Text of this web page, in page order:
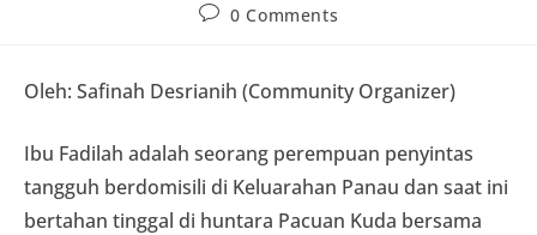
Post0 Comments
Oleh: Safinah Desrianih (Community Organizer)
Ibu Fadilah adalah seorang perempuan penyintas
tangguh berdomisili di Keluarahan Panau dan saat ini
bertahan tinggal di huntara Pacuan Kuda bersama